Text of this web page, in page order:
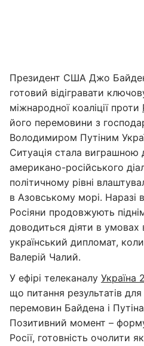
Президент США Джо
готовий відігравати
міжнародної коаліції проти
його перемовини з
Володимиром Путіним
Ситуація стала виграшною
американо-російського
політичному рівні
в Азовському морі. Наразі
Росіяни продовжують
доводиться діяти в умовах
український дипломат,
Валерій Чалий.
У ефірі телеканалу Україна
що питання результатів
перемовин Байдена і
Позитивний момент –
Росії, готовність очолити